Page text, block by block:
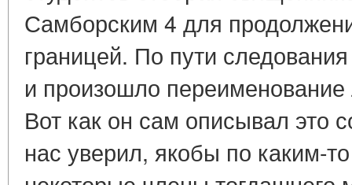
Самборским 4 для
границей. По пути
и произошло
Вот как он сам описывал это
нас уверил, якобы по каким-